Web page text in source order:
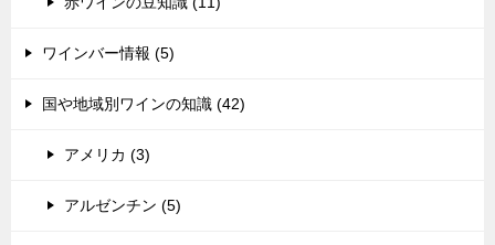
ワインバー情報 (5)
国や地域別ワインの知識 (42)
アメリカ (3)
アルゼンチン (5)